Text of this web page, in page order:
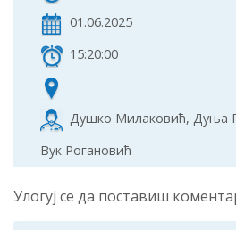
01.06.2025
15:20:00
Душко Милаковић, Дуња
Вук Рогановић
Улогуј се да поставиш